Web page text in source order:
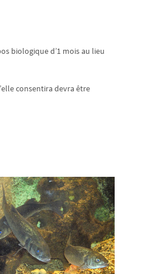
biologique d’1 mois au lieu
consentira devra être